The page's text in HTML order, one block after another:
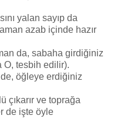
yalan sayıp da
azab içinde hazır
da, sabaha girdiğiniz
O, tesbih edilir).
öğleye erdiğiniz
çıkarır ve toprağa
de işte öyle